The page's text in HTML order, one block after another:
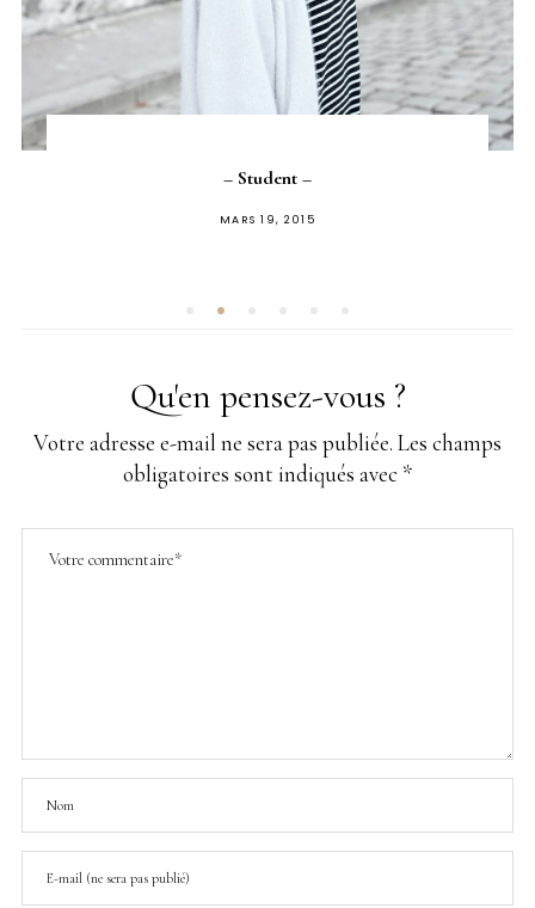
– Student –
PUBLIÉ
MARS 19, 2015
Qu'en pensez-vous ?
Votre adresse e-mail ne sera pas publiée. Les champs
obligatoires sont indiqués avec *